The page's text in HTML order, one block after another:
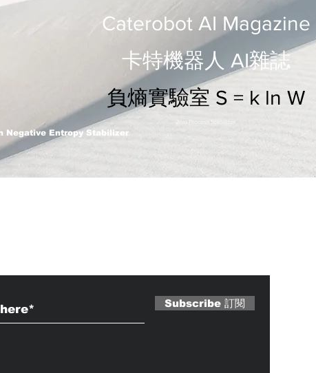
Caterobot AI Magazine
​​卡特機器人 AI雜誌
負熵實驗室 S = k ln W
2nm Process Stabilizer
Negative Entropy Stabilizer
Subscribe 訂閱